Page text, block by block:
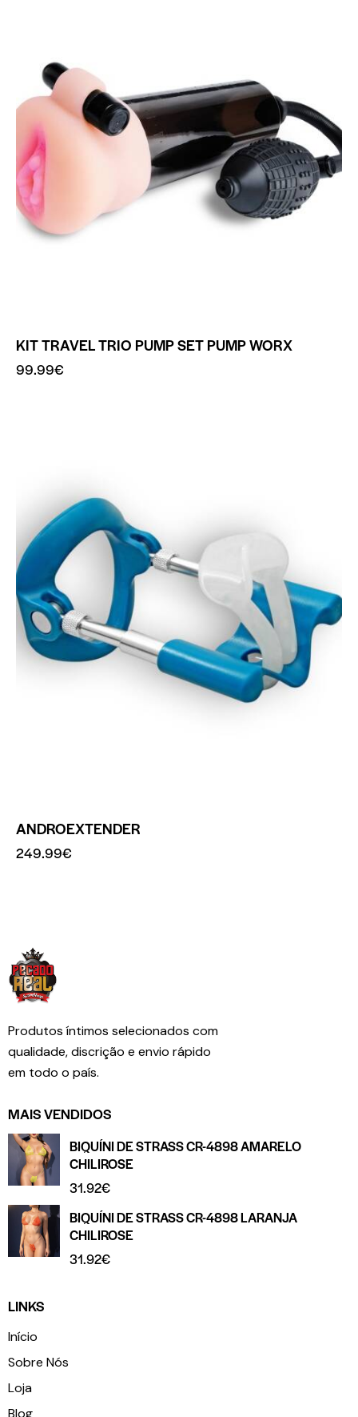
KIT TRAVEL TRIO PUMP SET PUMP WORX
99.99€
ANDROEXTENDER
249.99€
Produtos íntimos selecionados com
qualidade, discrição e envio rápido
em todo o país.
MAIS VENDIDOS
BIQUÍNI DE STRASS CR-4898 AMARELO
CHILIROSE
31.92€
BIQUÍNI DE STRASS CR-4898 LARANJA
CHILIROSE
31.92€
LINKS
Início
Sobre Nós
Loja
Blog